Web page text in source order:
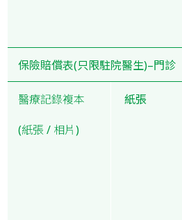
保險賠償表(只限駐院醫生)–門診
醫療記錄複本
(紙張 / 相片)
紙張